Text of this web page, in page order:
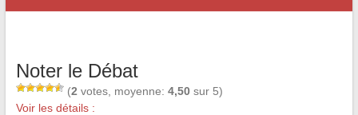
Noter le Débat
(2 votes, moyenne: 4,50sur 5)
Voir les détails :